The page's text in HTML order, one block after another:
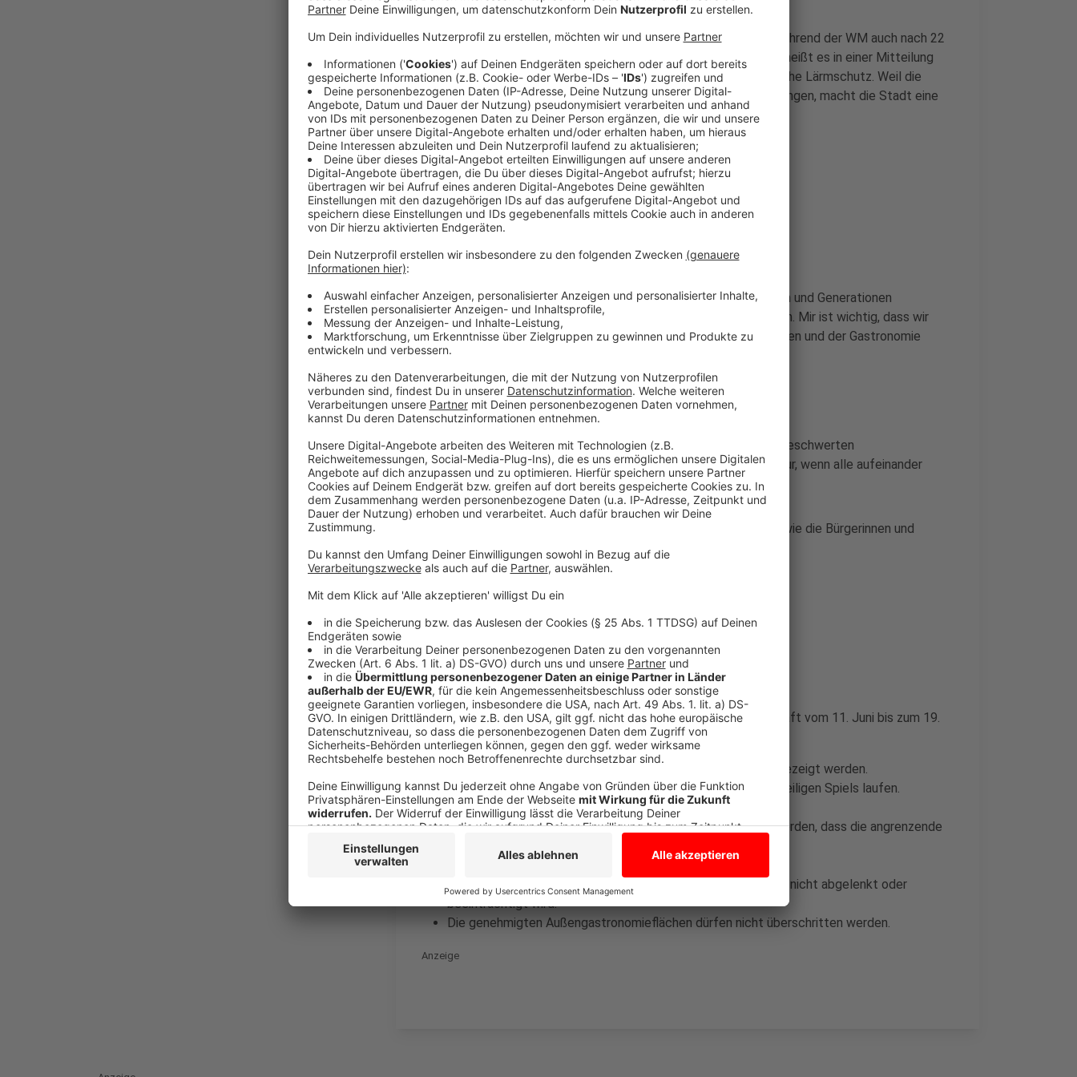
Übertragungen in Biergärten und in der Außengastronomie sind während der WM auch nach 22
Uhr erlaubt. Gastwirte müssen dafür keinen extra Antrag stellen, heißt es in einer Mitteilung
der Stadt Münster. Normalerweise gilt hier eigentlich der nächtliche Lärmschutz. Weil die
Spiele wegen der Zeitverschiebung aber teilweise sehr spät anfangen, macht die Stadt eine
Ausnahme.
Anzeige
Oberbürgermeister bittet um Rücksichtnahme
Anzeige
Die Fußball-WM bringt Menschen unterschiedlichster Kulturen und Generationen
zusammen – insbesondere beim gemeinsamen Fußballschauen. Mir ist wichtig, dass wir
dieses besondere Erlebnis in Münster unkompliziert ermöglichen und der Gastronomie
sowie Fans verlässliche Rahmenbedingungen geben
sagt Oberbürgermeister Tilman Fuchs:
Mit der Ausnahmeregelung schaffen wir Klarheit für einen unbeschwerten
Fußballsommer. Gleichzeitig gilt: Dieses Miteinander gelingt nur, wenn alle aufeinander
Rücksicht nehmen.
Daher bittet die Stadt alle Gastronominnen und Gastronomen sowie die Bürgerinnen und
Bürger um gegenseitige Rücksichtnahme.
Anzeige
Folgende Regeln gelten für die Zeit der Fußball-Weltmeisterschaft vom 11. Juni bis zum 19.
Juli:
Es dürfen ausschließlich Live-Spiele der Fußball-WM 2026 gezeigt werden.
Nach 22 Uhr dürfen Übertragungen nur bis zum Ende des jeweiligen Spiels laufen.
Anschließende Berichte dürfen nicht gezeigt werden.
Fernseher oder Beamer und Leinwände sollen so platziert werden, dass die angrenzende
Die Lautstärke ist so niedrig wie möglich zu halten.
Es ist darauf zu achten, dass der öffentliche Straßenverkehr nicht abgelenkt oder
beeinträchtigt wird.
Die genehmigten Außengastronomieflächen dürfen nicht überschritten werden.
Anzeige